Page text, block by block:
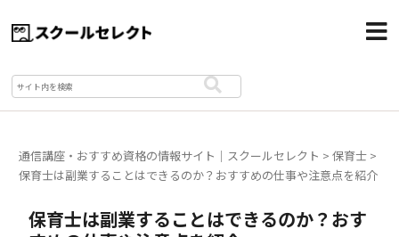
通信講座・おすすめ資格の情報サイト｜スクールセレクト >保育士 >
保育士は副業することはできるのか？おすすめの仕事や注意点を紹介
保育士は副業することはできるのか？おす